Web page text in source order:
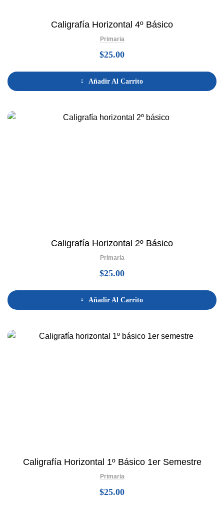
Caligrafía Horizontal 4º Básico
Primaria
$25.00
Añadir Al Carrito
Caligrafía Horizontal 2º Básico
Primaria
$25.00
Añadir Al Carrito
Caligrafía Horizontal 1º Básico 1er Semestre
Primaria
$25.00